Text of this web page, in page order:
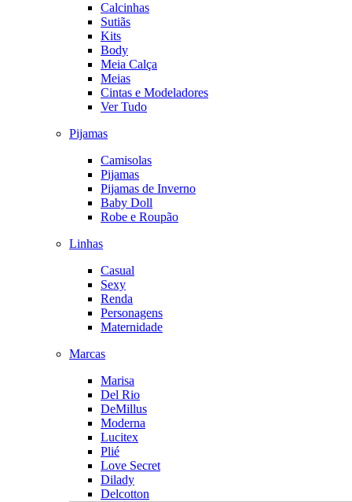
Calcinhas
Sutiãs
Kits
Body
Meia Calça
Meias
Cintas e Modeladores
Ver Tudo
Pijamas
Camisolas
Pijamas
Pijamas de Inverno
Baby Doll
Robe e Roupão
Linhas
Casual
Sexy
Renda
Personagens
Maternidade
Marcas
Marisa
Del Rio
DeMillus
Moderna
Lucitex
Plié
Love Secret
Dilady
Delcotton